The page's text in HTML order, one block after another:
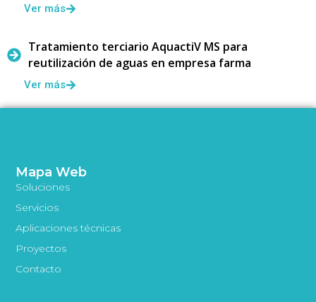
Ver más
Tratamiento terciario AquactiV MS para
reutilización de aguas en empresa farma
Ver más
Mapa Web
Soluciones
Servicios
Aplicaciones técnicas
Proyectos
Contacto